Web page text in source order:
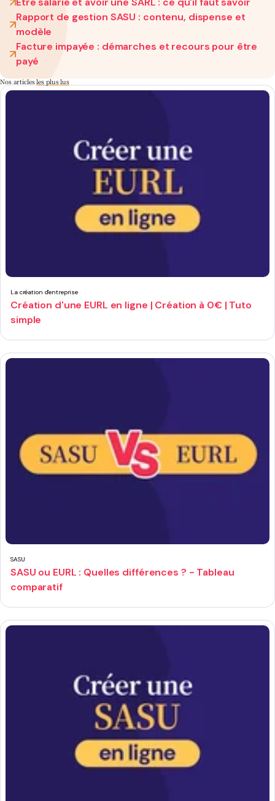
Rapport de gestion SASU : contenu, dispense et
modèle
Facture impayée : démarches et recours pour être
payé
Nos articlesles plus lus
La création d'entreprise
Création d'une EURL en ligne | Création à 0€ | Tuto
simple
SASU
SASU ou EURL : Quelles différences ? - Tableau
comparatif